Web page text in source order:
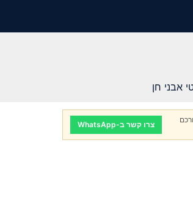
אבני חן
צרו קשר ב-WhatsApp